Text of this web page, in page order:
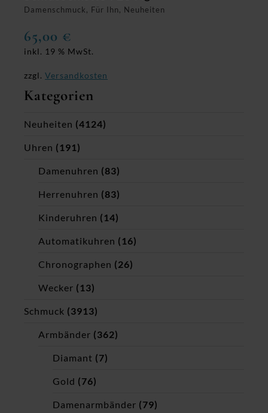
Kategorien
Neuheiten (4124)
Uhren (191)
Damenuhren (83)
Herrenuhren (83)
Kinderuhren (14)
Automatikuhren (16)
Chronographen (26)
Wecker (13)
Schmuck (3913)
Armbänder (362)
Diamant (7)
Gold (76)
Damenarmbänder (79)
Damenschmuck, Für Ihn, Neuheiten
65,00 €
inkl. 19 % MwSt.
zzgl. Versandkosten